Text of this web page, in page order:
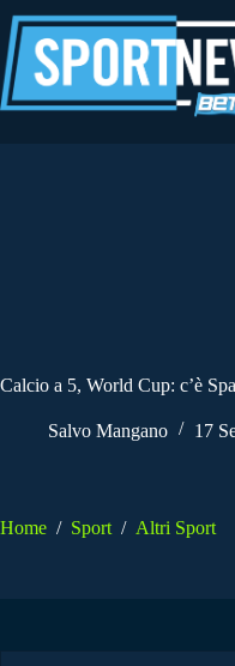
al
contenuto
Calcio a 5, World Cup: c’è
Salvo Mangano 17
Home / Sport / Altri Sport